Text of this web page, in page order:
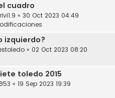
cuadro
« 30 Oct 2023 04:49
izquierdo?
« 02 Oct 2023 08:20
toledo 2015
« 19 Sep 2023 19:39